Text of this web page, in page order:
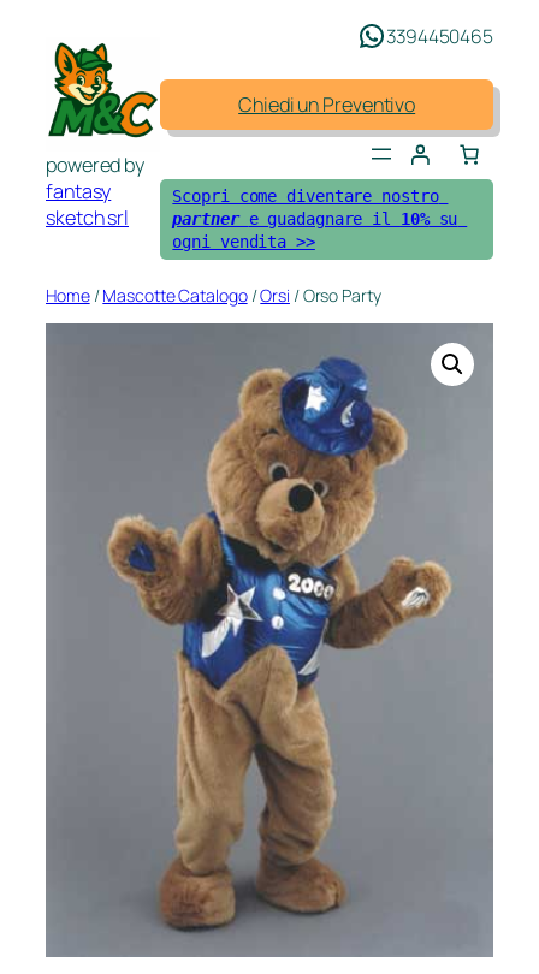
contenuto
powered by
fantasy
sketch srl
3394450465
Chiedi un Preventivo
Scopri come diventare nostro
partner e guadagnare il 10% su
ogni vendita >>
Home/Mascotte Catalogo/Orsi / Orso Party